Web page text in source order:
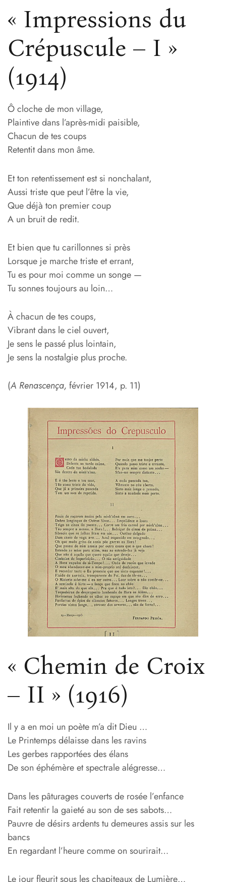
« Impressions du
Crépuscule – I »
(1914)
Ô cloche de mon village,
Plaintive dans l’après-midi paisible,
Chacun de tes coups
Retentit dans mon âme.
Et ton retentissement est si nonchalant,
Aussi triste que peut l’être la vie,
Que déjà ton premier coup
A un bruit de redit.
Et bien que tu carillonnes si près
Lorsque je marche triste et errant,
Tu es pour moi comme un songe —
Tu sonnes toujours au loin…
À chacun de tes coups,
Vibrant dans le ciel ouvert,
Je sens le passé plus lointain,
Je sens la nostalgie plus proche.
(A Renascença, février 1914, p. 11)
« Chemin de Croix
– II » (1916)
Il y a en moi un poète m’a dit Dieu …
Le Printemps délaisse dans les ravins
Les gerbes rapportées des élans
De son éphémère et spectrale alégresse…
Dans les pâturages couverts de rosée l’enfance
Fait retentir la gaieté au son de ses sabots…
Pauvre de désirs ardents tu demeures assis sur les
bancs
En regardant l’heure comme on sourirait…
Le jour fleurit sous les chapiteaux de Lumière…